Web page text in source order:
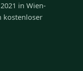
in Wien-
kostenloser